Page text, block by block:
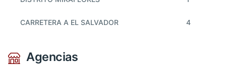
CARRETERA A EL SALVADOR 4
Agencias